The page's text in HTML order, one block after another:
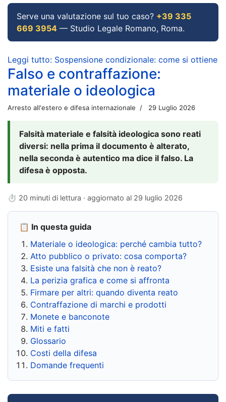
Serve una valutazione sul tuo caso? +39 335
669 3954 — Studio Legale Romano, Roma.
Leggi tutto: Sospensione condizionale: come si ottiene
Falso e contraffazione:
materiale o ideologica
Arresto all'estero e difesa internazionale 29 Luglio 2026
Falsità materiale e falsità ideologica sono reati
diversi: nella prima il documento è alterato,
nella seconda è autentico ma dice il falso. La
difesa è opposta.
⏱ 20 minuti di lettura · aggiornato al 29 luglio 2026
📋 In questa guida
Materiale o ideologica: perché cambia tutto?
Atto pubblico o privato: cosa comporta?
Esiste una falsità che non è reato?
La perizia grafica e come si affronta
Firmare per altri: quando diventa reato
Contraffazione di marchi e prodotti
Monete e banconote
Miti e fatti
Glossario
Costi della difesa
Domande frequenti